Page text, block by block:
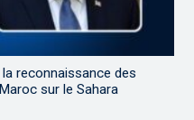
reconnaissance des
sur le Sahara